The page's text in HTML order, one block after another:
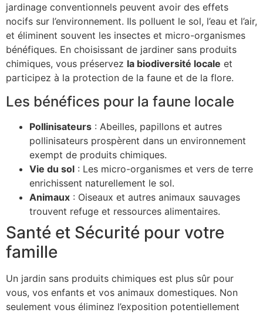
jardinage conventionnels peuvent avoir des effets
nocifs sur l’environnement. Ils polluent le sol, l’eau et l’air,
et éliminent souvent les insectes et micro-organismes
bénéfiques. En choisissant de jardiner sans produits
chimiques, vous préservez la biodiversité locale et
participez à la protection de la faune et de la flore.
Les bénéfices pour la faune locale
Pollinisateurs : Abeilles, papillons et autres
pollinisateurs prospèrent dans un environnement
exempt de produits chimiques.
Vie du sol : Les micro-organismes et vers de terre
enrichissent naturellement le sol.
Animaux : Oiseaux et autres animaux sauvages
trouvent refuge et ressources alimentaires.
Santé et Sécurité pour votre
famille
Un jardin sans produits chimiques est plus sûr pour
vous, vos enfants et vos animaux domestiques. Non
seulement vous éliminez l’exposition potentiellement